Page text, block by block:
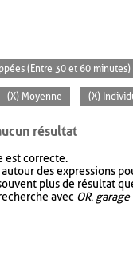
(Entre 30 et 60 minutes)
(X) Moyenne (X)
résultat
est correcte.
des expressions
plus de résultat
avec OR. garage